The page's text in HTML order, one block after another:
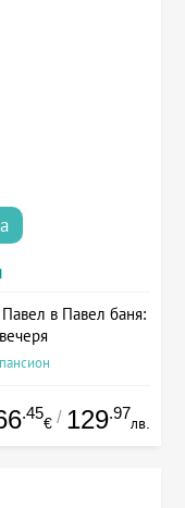
в Павел баня:
.45
€ / 129.97
лв.